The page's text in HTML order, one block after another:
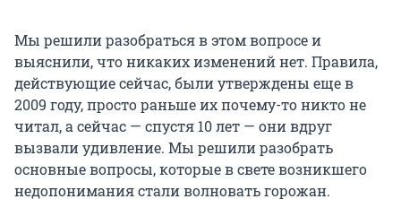
Мы решили разобраться в этом вопросе и
выяснили, что никаких изменений нет. Правила,
действующие сейчас, были утверждены еще в
2009 году, просто раньше их почему-то никто не
читал, а сейчас — спустя 10 лет — они вдруг
вызвали удивление. Мы решили разобрать
основные вопросы, которые в свете возникшего
недопонимания стали волновать горожан.